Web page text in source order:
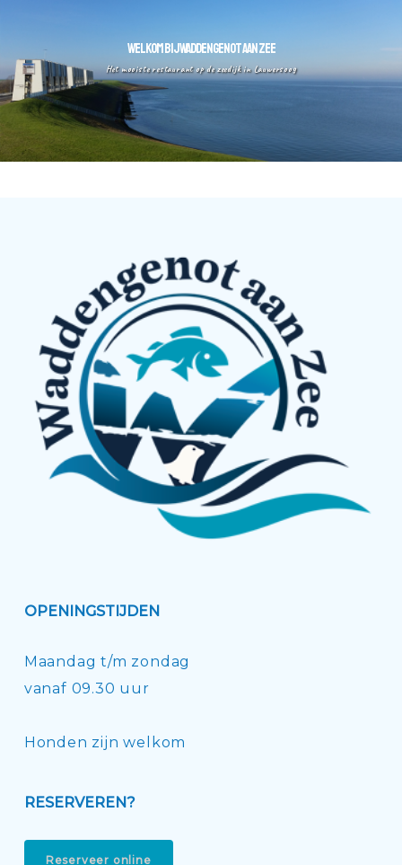
WELKOM BIJ WADDENGENOT AAN ZEE
Het mooiste restaurant op de zeedijk in Lauwersoog
OPENINGSTIJDEN
Maandag t/m zondag
vanaf 09.30 uur
Honden zijn welkom
RESERVEREN?
Reserveer online